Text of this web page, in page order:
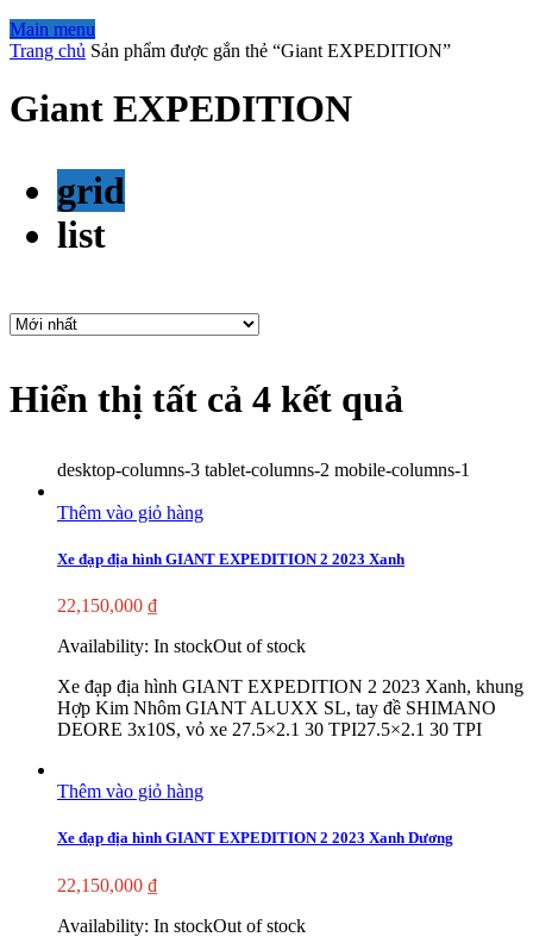
Main menu
Trang chủ Sản phẩm được gắn thẻ “Giant EXPEDITION”
Giant EXPEDITION
grid
list
Hiển thị tất cả 4 kết quả
desktop-columns-3 tablet-columns-2 mobile-columns-1
Thêm vào giỏ hàng
Xe đạp địa hình GIANT EXPEDITION 2 2023 Xanh
22,150,000 ₫
Availability: In stockOut of stock
Xe đạp địa hình GIANT EXPEDITION 2 2023 Xanh, khung
Hợp Kim Nhôm GIANT ALUXX SL, tay đề SHIMANO
DEORE 3x10S, vỏ xe 27.5×2.1 30 TPI27.5×2.1 30 TPI
Thêm vào giỏ hàng
Xe đạp địa hình GIANT EXPEDITION 2 2023 Xanh Dương
22,150,000 ₫
Availability: In stockOut of stock